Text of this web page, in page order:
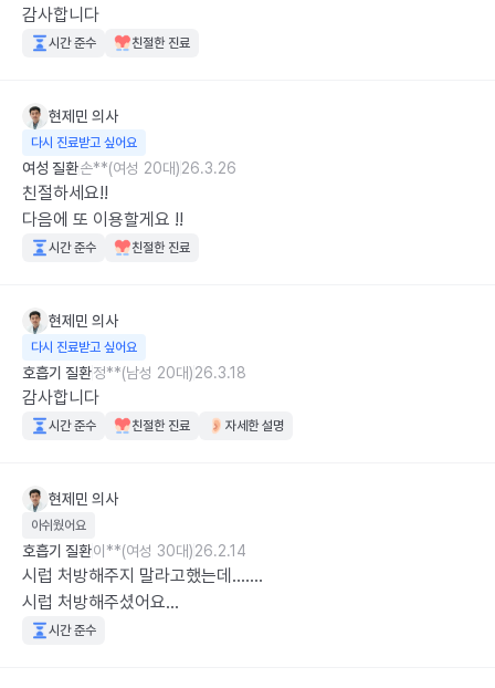
감사합니다
시간 준수 친절한 진료
현제민 의사
다시 진료받고 싶어요
여성 질환손**(여성 20대)26.3.26
친절하세요!!
다음에 또 이용할게요 !!
시간 준수 친절한 진료
현제민 의사
다시 진료받고 싶어요
호흡기 질환정**(남성 20대)26.3.18
감사합니다
시간 준수 친절한 진료 자세한 설명
현제민 의사
아쉬웠어요
호흡기 질환이**(여성 30대)26.2.14
시럽 처방해주지 말라고했는데.......
시럽 처방해주셨어요...
시간 준수